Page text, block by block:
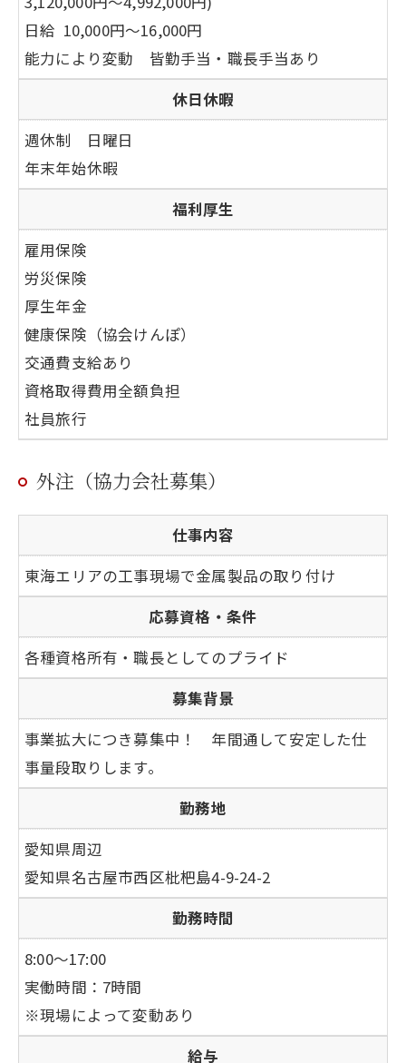
日給 10,000円～16,000円
能力により変動 皆勤手当・職長手当あり
休日休暇
週休制 日曜日
年末年始休暇
福利厚生
雇用保険
労災保険
厚生年金
健康保険（協会けんぽ）
交通費支給あり
資格取得費用全額負担
社員旅行
外注（協力会社募集）
仕事内容
東海エリアの工事現場で金属製品の取り付け
応募資格・条件
各種資格所有・職長としてのプライド
募集背景
事業拡大につき募集中！ 年間通して安定した仕
事量段取りします。
勤務地
愛知県周辺
愛知県名古屋市西区枇杷島4-9-24-2
勤務時間
8:00～17:00
実働時間：7時間
※現場によって変動あり
給与